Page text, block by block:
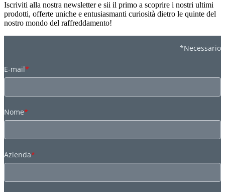
Iscriviti alla nostra newsletter e sii il primo a scoprire i nostri ultimi
prodotti, offerte uniche e entusiasmanti curiosità dietro le quinte del
nostro mondo del raffreddamento!
*Necessario
E-mail*
Nome*
Azienda*